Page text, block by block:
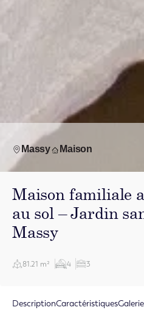
Massy Maison
Maison familiale
au sol – Jardin
Massy
81.21 m² 4 3
DescriptionCaractéristiquesGalerie